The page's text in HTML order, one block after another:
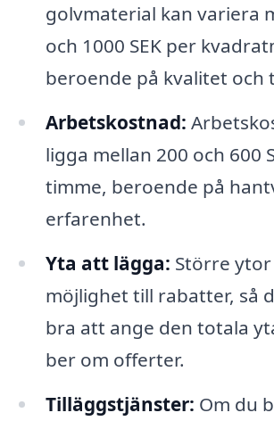
golvmaterial kan variera
och 1000 SEK per
beroende på kvalitet och
Arbetskostnad:
ligga mellan 200 och 600
timme, beroende på
erfarenhet.
Yta att lägga: Större
möjlighet till rabatter, så
bra att ange den totala
ber om offerter.
Tilläggstjänster: Om du